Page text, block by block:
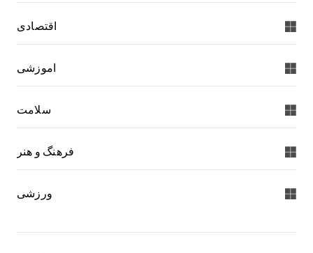
اقتصادی
اموزشی
سلامت
فرهنگ و هنر
ورزشی